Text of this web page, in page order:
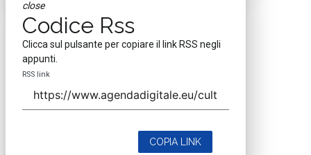
close
Codice Rss
Clicca sul pulsante per copiare il link RSS negli
appunti.
RSS link
COPIA LINK